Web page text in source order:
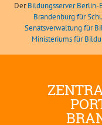
DerBildungsserver Berlin-
Brandenburg für
Senatsverwaltung für
Ministeriums für